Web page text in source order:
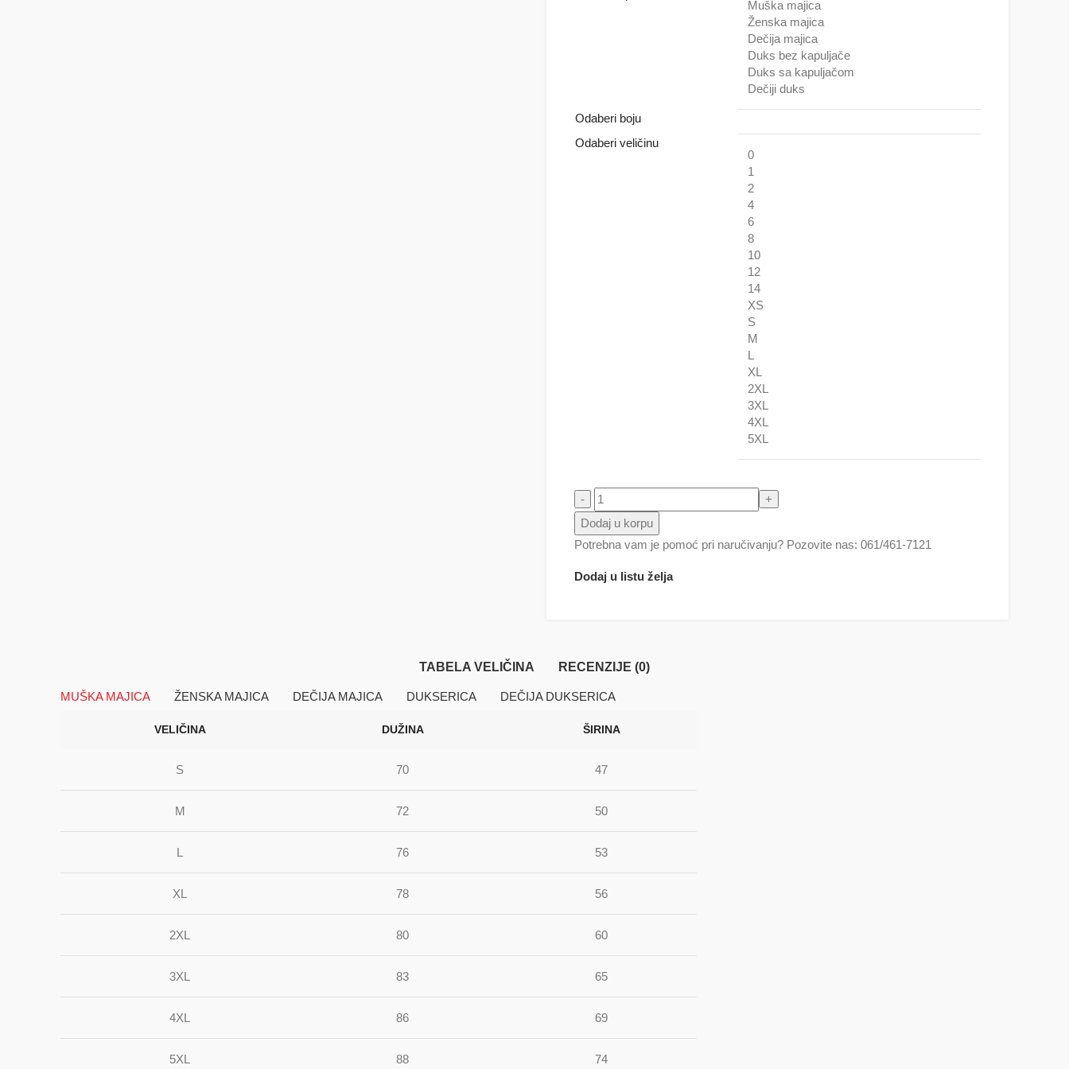
Muška majica
Ženska majica
Dečija majica
Duks bez kapuljače
Duks sa kapuljačom
Dečiji duks
Odaberi boju
Odaberi veličinu
0
1
2
4
6
8
10
12
14
XS
S
M
L
XL
2XL
3XL
4XL
5XL
Gusar 1 lobanja količina
Dodaj u korpu
Potrebna vam je pomoć pri naručivanju? Pozovite nas: 061/461-7121
Dodaj u listu želja
TABELA VELIČINA RECENZIJE (0)
MUŠKA MAJICA ŽENSKA MAJICA DEČIJA MAJICA DUKSERICA DEČIJA DUKSERICA
VELIČINA DUŽINA ŠIRINA
S 70 47
M 72 50
L 76 53
XL 78 56
2XL 80 60
3XL 83 65
4XL 86 69
5XL 88 74